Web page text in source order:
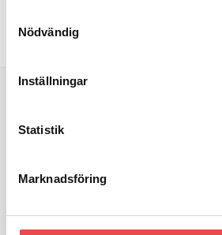
Nödvändig
Inställningar
Statistik
Marknadsföring
Sök